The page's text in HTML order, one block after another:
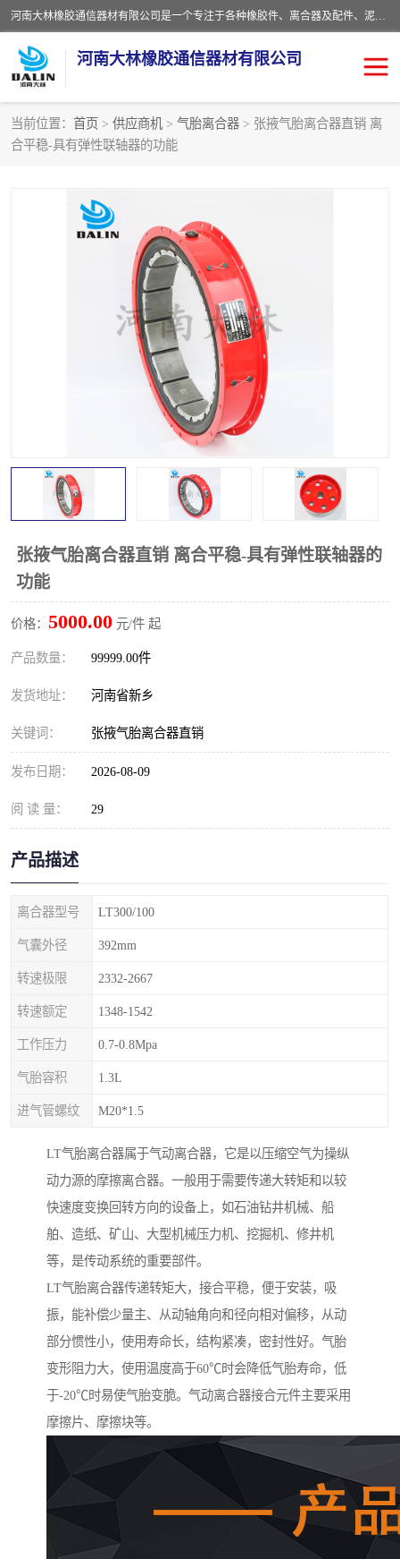
河南大林橡胶通信器材有限公司是一个专注于各种橡胶件、离合器及配件、泥浆泵及配件等产品设计制造和加工的企业。产品应用于矿山、冶金、石油、钢铁、化工、水泥、船舶、造纸、通用机械等各种大功率机械传动或制动装置。
河南大林橡胶通信器材有限公司
当前位置： 首页 > 供应商机 > 气胎离合器 > 张掖气胎离合器直销 离
合平稳-具有弹性联轴器的功能
张掖气胎离合器直销 离合平稳-具有弹性联轴器的
功能
价格： 5000.00 元/件 起
产品数量： 99999.00件
发货地址： 河南省新乡
关键词： 张掖气胎离合器直销
发布日期： 2026-08-09
阅 读 量： 29
产品描述
离合器型号 LT300/100
气囊外径 392mm
转速极限 2332-2667
转速额定 1348-1542
工作压力 0.7-0.8Mpa
气胎容积 1.3L
进气管螺纹 M20*1.5
LT气胎离合器属于气动离合器，它是以压缩空气为操纵
动力源的摩擦离合器。一般用于需要传递大转矩和以较
快速度变换回转方向的设备上，如石油钻井机械、船
舶、造纸、矿山、大型机械压力机、挖掘机、修井机
等，是传动系统的重要部件。
LT气胎离合器传递转矩大，接合平稳，便于安装，吸
振，能补偿少量主、从动轴角向和径向相对偏移，从动
部分惯性小，使用寿命长，结构紧凑，密封性好。气胎
变形阻力大，使用温度高于60℃时会降低气胎寿命，低
于-20℃时易使气胎变脆。气动离合器接合元件主要采用
摩擦片、摩擦块等。
推盘离合器
VC离合器
PO隔膜离合器 气胎离合器
泥浆泵空气包胶囊 气动元件
DY隔膜式离合器 CB离合器
实芯轮胎
联轴器
液力端配件